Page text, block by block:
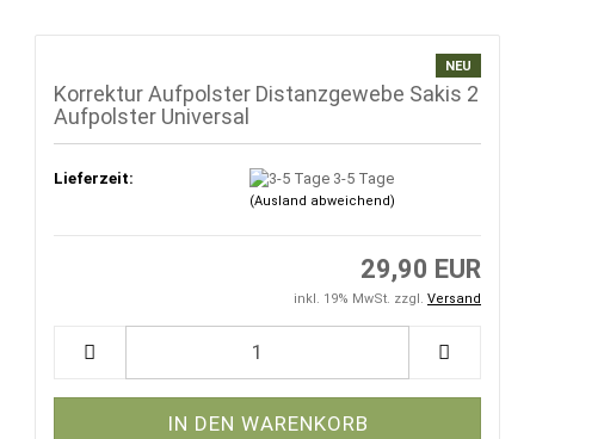
NEU
Korrektur Aufpolster Distanzgewebe Sakis 2
Aufpolster Universal
Lieferzeit: 3-5 Tage
(Ausland abweichend)
29,90 EUR
inkl. 19% MwSt. zzgl. Versand